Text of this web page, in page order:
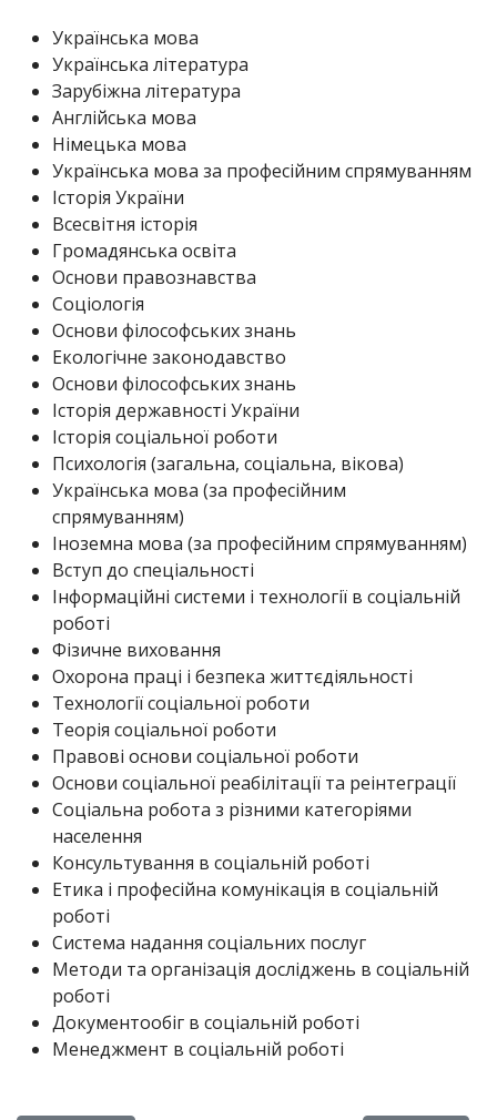
Українська мова
Українська література
Зарубіжна література
Англійська мова
Німецька мова
Українська мова за професійним спрямуванням
Історія України
Всесвітня історія
Громадянська освіта
Основи правознавства
Соціологія
Основи філософських знань
Екологічне законодавство
Основи філософських знань
Історія державності України
Історія соціальної роботи
Психологія (загальна, соціальна, вікова)
Українська мова (за професійним
спрямуванням)
Іноземна мова (за професійним спрямуванням)
Вступ до спеціальності
Інформаційні системи і технології в соціальній
роботі
Фізичне виховання
Охорона праці і безпека життєдіяльності
Технології соціальної роботи
Теорія соціальної роботи
Правові основи соціальної роботи
Основи соціальної реабілітації та реінтеграції
Соціальна робота з різними категоріями
населення
Консультування в соціальній роботі
Етика і професійна комунікація в соціальній
роботі
Система надання соціальних послуг
Методи та організація досліджень в соціальній
роботі
Документообіг в соціальній роботі
Менеджмент в соціальній роботі